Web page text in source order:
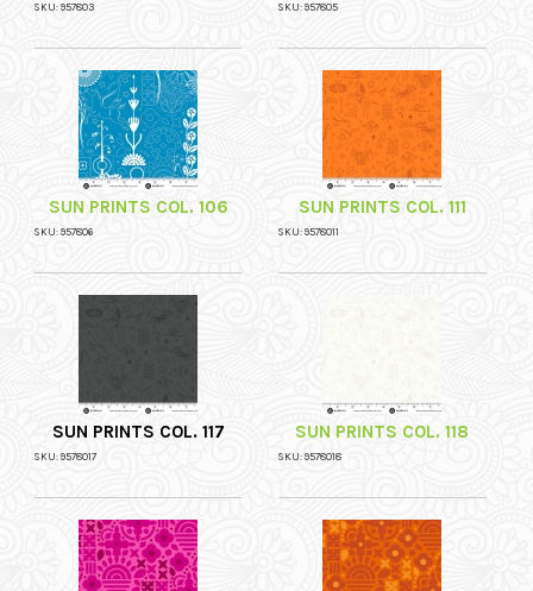
SKU: 957803 SKU: 957805
SUN PRINTS COL. 106
SKU: 957806
SUN PRINTS COL. 111
SKU: 9578011
SUN PRINTS COL. 117
SKU: 9578017
SUN PRINTS COL. 118
SKU: 9578018